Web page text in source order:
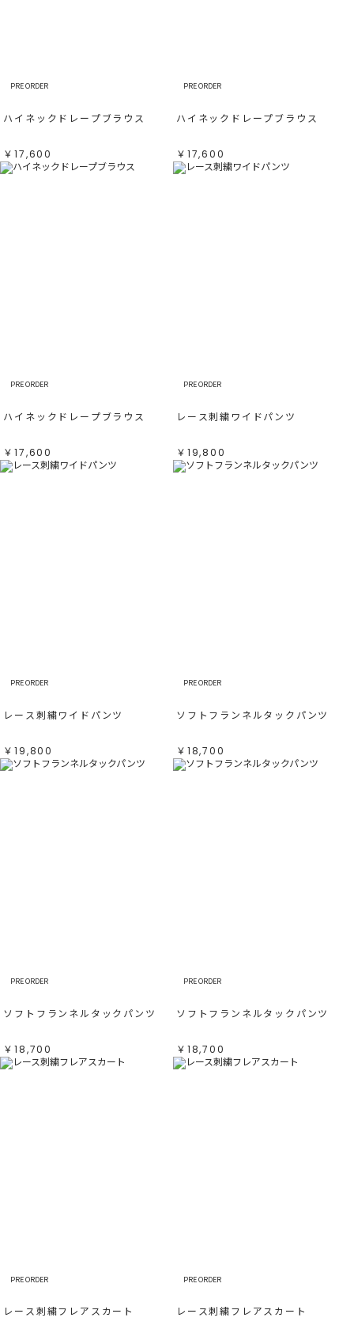
PRE ORDER
ハイネックドレープブラウス
￥17,600
PRE ORDER
ハイネックドレープブラウス
￥17,600
PRE ORDER
ハイネックドレープブラウス
￥17,600
PRE ORDER
レース刺繍ワイドパンツ
￥19,800
PRE ORDER
レース刺繍ワイドパンツ
￥19,800
PRE ORDER
ソフトフランネルタックパンツ
￥18,700
PRE ORDER
ソフトフランネルタックパンツ
￥18,700
PRE ORDER
ソフトフランネルタックパンツ
￥18,700
PRE ORDER
レース刺繍フレアスカート
PRE ORDER
レース刺繍フレアスカート